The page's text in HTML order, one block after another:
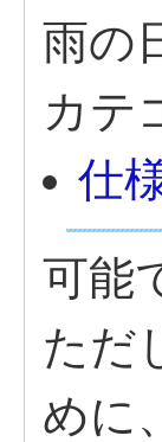
雨の
カテ
仕
可能
ただ
めに